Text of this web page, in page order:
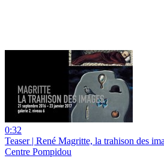
0:32
Teaser | René Magritte, la trahison des
Centre Pompidou